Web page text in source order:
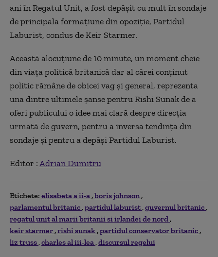
ani în Regatul Unit, a fost depăşit cu mult în sondaje
de principala formaţiune din opoziţie, Partidul
Laburist, condus de Keir Starmer.
Această alocuţiune de 10 minute, un moment cheie
din viaţa politică britanică dar al cărei conţinut
politic rămâne de obicei vag şi general, reprezenta
una dintre ultimele şanse pentru Rishi Sunak de a
oferi publicului o idee mai clară despre direcţia
urmată de guvern, pentru a inversa tendinţa din
sondaje şi pentru a depăşi Partidul Laburist.
Editor :Adrian Dumitru
Etichete: elisabeta a ii-a boris johnson
parlamentul britanic partidul laburist guvernul britanic
regatul unit al marii britanii si irlandei de nord
keir starmer rishi sunak partidul conservator britanic
liz truss charles al iii-lea discursul regelui